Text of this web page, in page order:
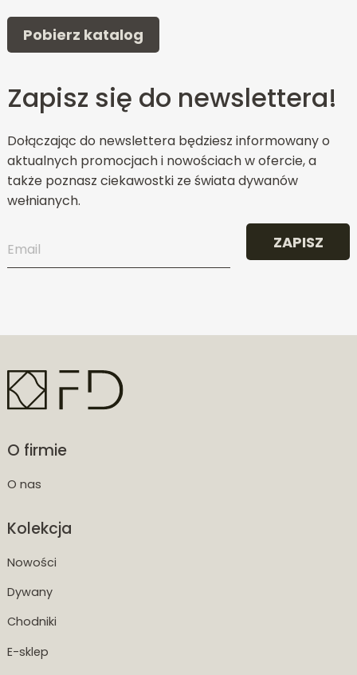
Pobierz katalog
Zapisz się do newslettera!
Dołączając do newslettera będziesz informowany o
aktualnych promocjach i nowościach w ofercie, a
także poznasz ciekawostki ze świata dywanów
wełnianych.
ZAPISZ
O firmie
O nas
Kolekcja
Nowości
Dywany
Chodniki
E-sklep